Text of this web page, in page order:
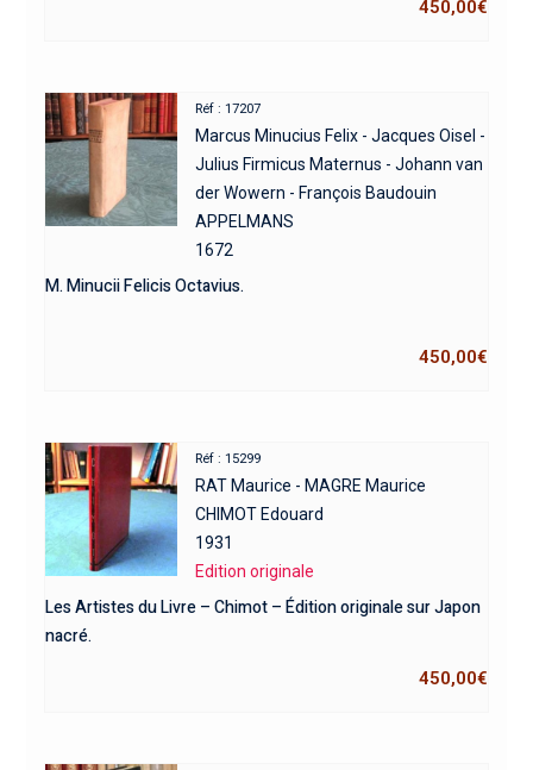
450,00€
Réf : 17207
Marcus Minucius Felix - Jacques Oisel -
Julius Firmicus Maternus - Johann van
der Wowern - François Baudouin
APPELMANS
1672
M. Minucii Felicis Octavius.
450,00€
Réf : 15299
RAT Maurice - MAGRE Maurice
CHIMOT Edouard
1931
Edition originale
Les Artistes du Livre – Chimot – Édition originale sur Japon
nacré.
450,00€